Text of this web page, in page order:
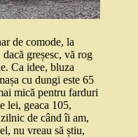
de comode, la
greșesc, vă rog
Ca idee, bluza
cu dungi este 65
mică pentru farduri
lei, geaca 105,
de când îi am,
nu vreau să știu,